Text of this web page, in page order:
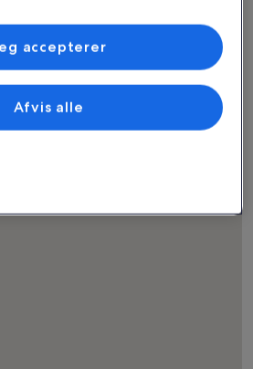
Lejlighed Hytte
nær
Afvis alle
accepterer